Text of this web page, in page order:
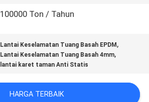
100000 Ton / Tahun
Lantai Keselamatan Tuang Basah EPDM ,
Lantai Keselamatan Tuang Basah 4mm,
lantai karet taman Anti Statis
HARGA TERBAIK